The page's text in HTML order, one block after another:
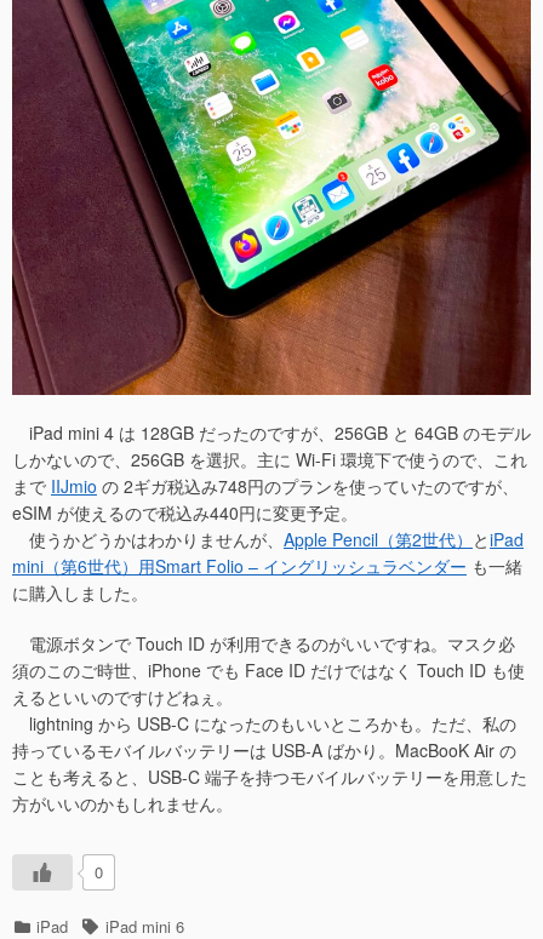
iPad mini 4 は 128GB だったのですが、256GB と 64GB のモデル
しかないので、256GB を選択。主に Wi-Fi 環境下で使うので、これ
まで IIJmio の 2ギガ税込み748円のプランを使っていたのですが、
eSIM が使えるので税込み440円に変更予定。
使うかどうかはわかりませんが、 Apple Pencil（第2世代） とiPad
mini（第6世代）用Smart Folio – イングリッシュラベンダー も一緒
に購入しました。
電源ボタンで Touch ID が利用できるのがいいですね。マスク必
須のこのご時世、iPhone でも Face ID だけではなく Touch ID も使
えるといいのですけどねぇ。
lightning から USB-C になったのもいいところかも。ただ、私の
持っているモバイルバッテリーは USB-A ばかり。MacBooK Air の
ことも考えると、USB-C 端子を持つモバイルバッテリーを用意した
方がいいのかもしれません。
0
カ iPad
タ iPad mini 6